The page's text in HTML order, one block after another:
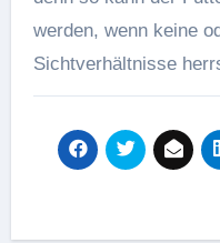
werden, wenn keine
Sichtverhältnisse